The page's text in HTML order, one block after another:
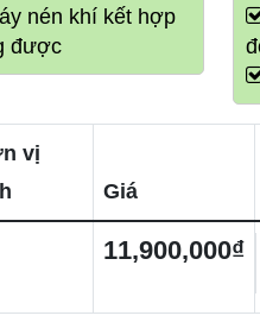
nén khí kết hợp
được
vị
Giá
11,900,000₫